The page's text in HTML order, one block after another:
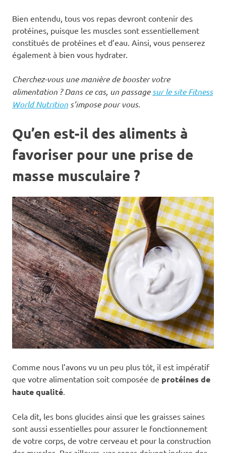
Bien entendu, tous vos repas devront contenir des
protéines, puisque les muscles sont essentiellement
constitués de protéines et d’eau. Ainsi, vous penserez
également à bien vous hydrater.
Cherchez-vous une manière de booster votre
alimentation ? Dans ce cas, un passage sur le site Fitness
World Nutrition s’impose pour vous.
Qu’en est-il des aliments à
favoriser pour une prise de
masse musculaire ?
Comme nous l’avons vu un peu plus tôt, il est impératif
que votre alimentation soit composée de protéines de
haute qualité.
Cela dit, les bons glucides ainsi que les graisses saines
sont aussi essentielles pour assurer le fonctionnement
de votre corps, de votre cerveau et pour la construction